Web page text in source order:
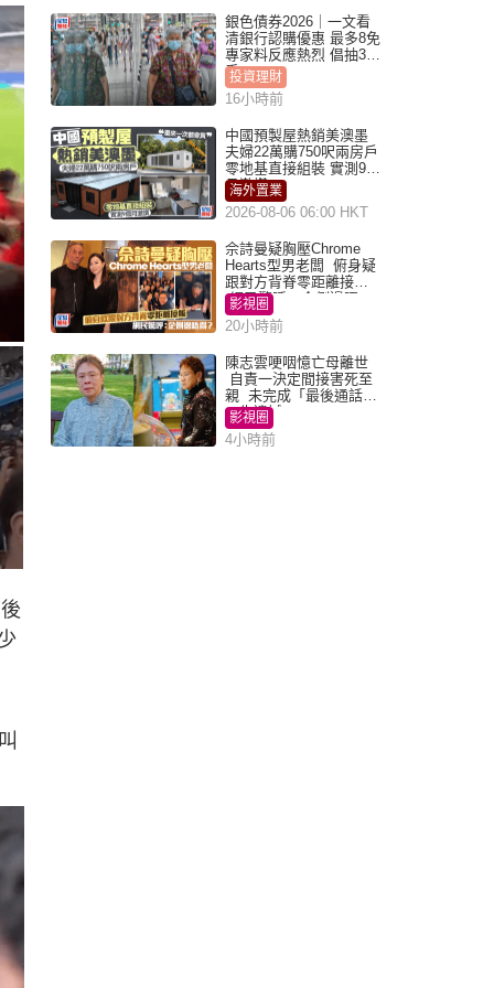
銀色債券2026｜一文看
清銀行認購優惠 最多8免
專家料反應熱烈 倡抽30
手
投資理財
16小時前
中國預製屋熱銷美澳墨
夫婦22萬購750呎兩房戶
零地基直接組裝 實測9個
月激讚
海外置業
2026-08-06 06:00 HKT
佘詩曼疑胸壓Chrome
Hearts型男老闆 俯身疑
跟對方背脊零距離接觸
網民驚呼：企側邊唔
得？
影視圈
20小時前
陳志雲哽咽憶亡母離世
自責一決定間接害死至
親 未完成「最後通話」
一生遺憾
影視圈
4小時前